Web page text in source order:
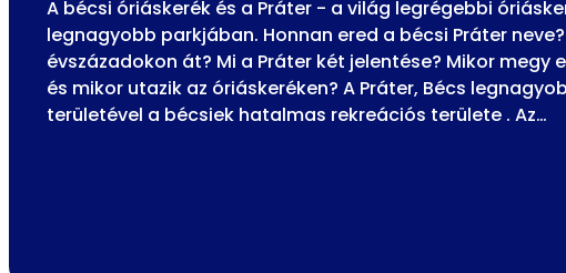
A bécsi óriáskerék és a Práter - a világ legrégebbi
legnagyobb parkjában. Honnan ered a bécsi Práter
évszázadokon át? Mi a Práter két jelentése? Mikor megy
és mikor utazik az óriáskeréken? A Práter, Bécs
területével a bécsiek hatalmas rekreációs területe . Az…